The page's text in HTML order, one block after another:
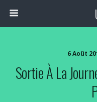
6 Août
Sortie À La